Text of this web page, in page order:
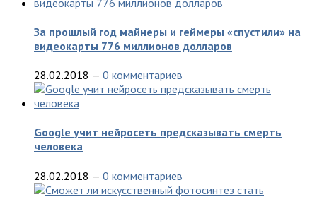
За прошлый год майнеры и геймеры «спустили» на
видеокарты 776 миллионов долларов
28.02.2018 — 0 комментариев
Google учит нейросеть предсказывать смерть
человека
28.02.2018 — 0 комментариев